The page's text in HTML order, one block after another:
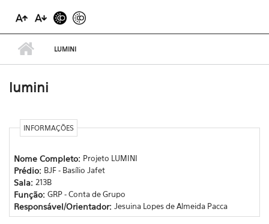
LUMINI
lumini
INFORMAÇÕES
Nome Completo: Projeto LUMINI
Prédio: BJF - Basílio Jafet
Sala: 213B
Função: GRP - Conta de Grupo
Responsável/Orientador: Jesuina Lopes de Almeida Pacca